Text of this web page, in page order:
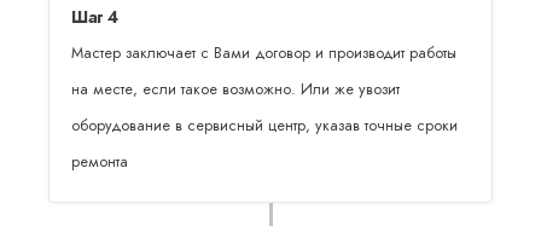
Шаг 4
Мастер заключает с Вами договор и производит работы
на месте, если такое возможно. Или же увозит
оборудование в сервисный центр, указав точные сроки
ремонта